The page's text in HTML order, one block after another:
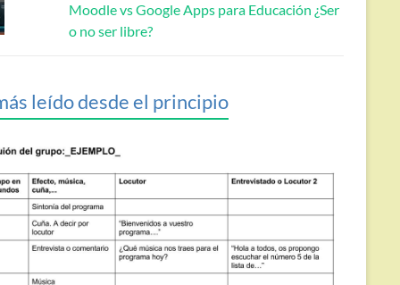
Moodle vs Google Apps para Educación ¿Ser
o no ser libre?
leído desde el principio